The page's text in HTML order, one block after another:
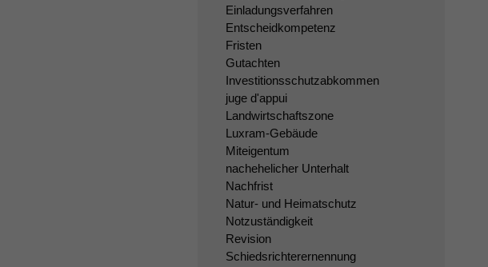
Einladungsverfahren
Entscheidkompetenz
Fristen
Gutachten
Investitionsschutzabkommen
juge d'appui
Landwirtschaftszone
Luxram-Gebäude
Miteigentum
nachehelicher Unterhalt
Nachfrist
Natur- und Heimatschutz
Notzuständigkeit
Revision
Schiedsrichterernennung